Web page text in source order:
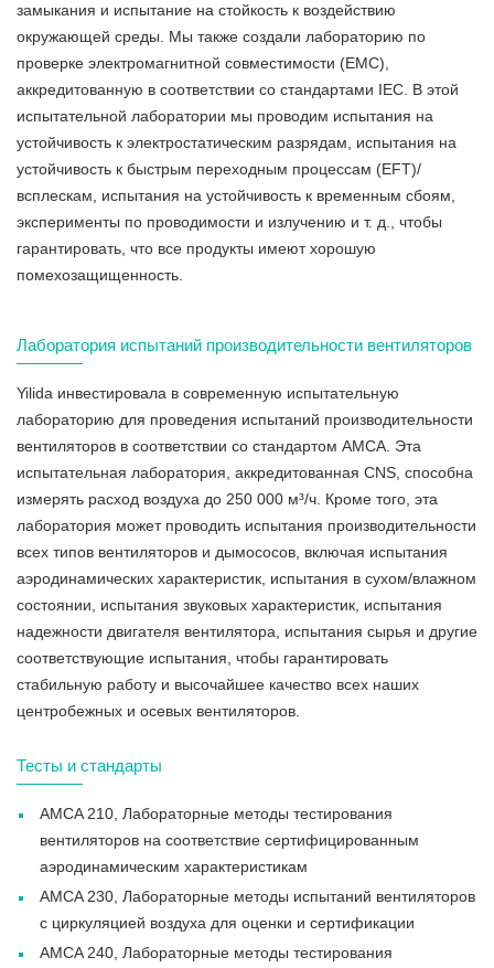
замыкания и испытание на стойкость к воздействию
окружающей среды. Мы также создали лабораторию по
проверке электромагнитной совместимости (EMC),
аккредитованную в соответствии со стандартами IEC. В этой
испытательной лаборатории мы проводим испытания на
устойчивость к электростатическим разрядам, испытания на
устойчивость к быстрым переходным процессам (EFT)/
всплескам, испытания на устойчивость к временным сбоям,
эксперименты по проводимости и излучению и т. д., чтобы
гарантировать, что все продукты имеют хорошую
помехозащищенность.
Лаборатория испытаний производительности вентиляторов
Yilida инвестировала в современную испытательную
лабораторию для проведения испытаний производительности
вентиляторов в соответствии со стандартом AMCA. Эта
испытательная лаборатория, аккредитованная CNS, способна
измерять расход воздуха до 250 000 м³/ч. Кроме того, эта
лаборатория может проводить испытания производительности
всех типов вентиляторов и дымососов, включая испытания
аэродинамических характеристик, испытания в сухом/влажном
состоянии, испытания звуковых характеристик, испытания
надежности двигателя вентилятора, испытания сырья и другие
соответствующие испытания, чтобы гарантировать
стабильную работу и высочайшее качество всех наших
центробежных и осевых вентиляторов.
Тесты и стандарты
AMCA 210, Лабораторные методы тестирования
вентиляторов на соответствие сертифицированным
аэродинамическим характеристикам
AMCA 230, Лабораторные методы испытаний вентиляторов
с циркуляцией воздуха для оценки и сертификации
AMCA 240, Лабораторные методы тестирования